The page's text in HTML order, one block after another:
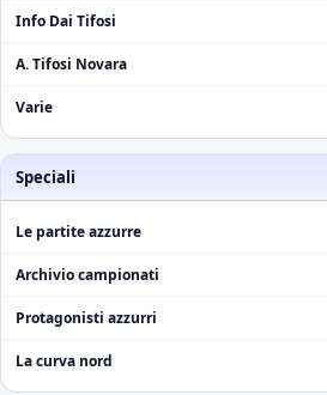
Info Dai Tifosi
A. Tifosi Novara
Varie
Speciali
Le partite azzurre
Archivio campionati
Protagonisti azzurri
La curva nord